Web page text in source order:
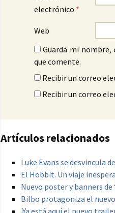
electrónico *
Web
Guarda mi
que comente.
Recibir un correo
Recibir un correo
Artículos relacionados
Luke Evans se desvincula
El Hobbit. Un viaje
Nuevo poster y banners de
Bilbo protagoniza el